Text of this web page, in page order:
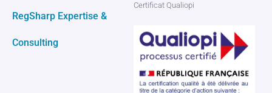
RegSharp Expertise &
Consulting
Certificat Qualiopi